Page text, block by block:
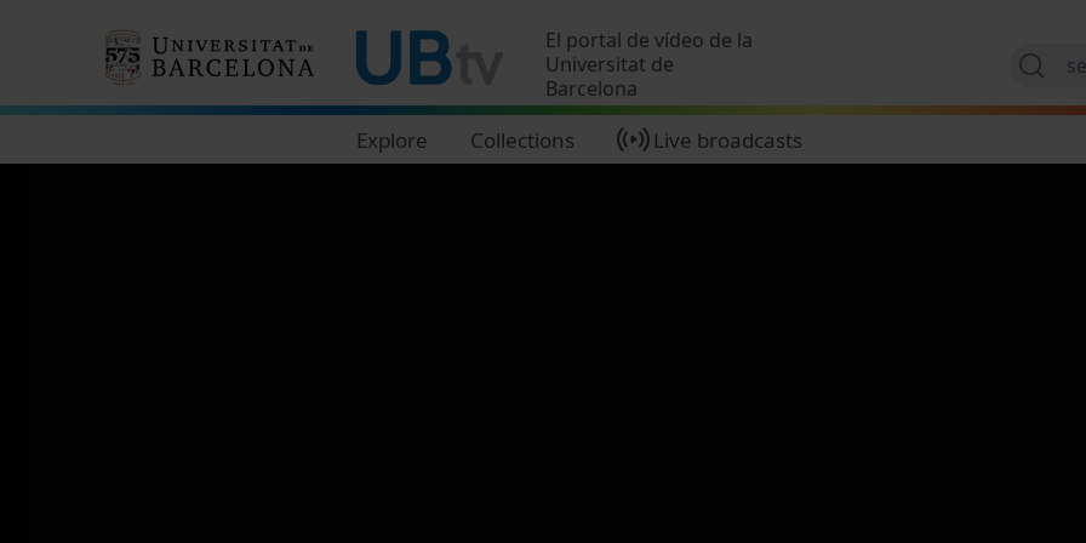
El portal de vídeo de la
Universitat de
Barcelona
Explore Collections Live broadcasts